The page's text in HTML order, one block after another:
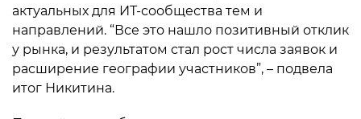
актуальных для ИТ-сообщества тем и
направлений. “Все это нашло позитивный отклик
у рынка, и результатом стал рост числа заявок и
расширение географии участников”, – подвела
итог Никитина.